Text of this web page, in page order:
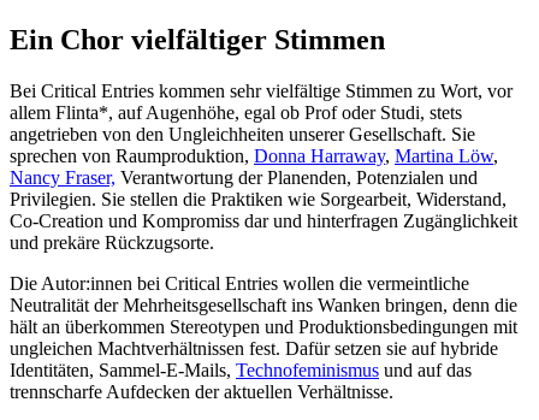
Ein Chor vielfältiger Stimmen
Bei Critical Entries kommen sehr vielfältige Stimmen zu Wort, vor
allem Flinta*, auf Augenhöhe, egal ob Prof oder Studi, stets
angetrieben von den Ungleichheiten unserer Gesellschaft. Sie
sprechen von Raumproduktion, Donna Harraway, Martina Löw,
Nancy Fraser, Verantwortung der Planenden, Potenzialen und
Privilegien. Sie stellen die Praktiken wie Sorgearbeit, Widerstand,
Co-Creation und Kompromiss dar und hinterfragen Zugänglichkeit
und prekäre Rückzugsorte.
Die Autor:innen bei Critical Entries wollen die vermeintliche
Neutralität der Mehrheitsgesellschaft ins Wanken bringen, denn die
hält an überkommen Stereotypen und Produktionsbedingungen mit
ungleichen Machtverhältnissen fest. Dafür setzen sie auf hybride
Identitäten, Sammel-E-Mails, Technofeminismus und auf das
trennscharfe Aufdecken der aktuellen Verhältnisse.